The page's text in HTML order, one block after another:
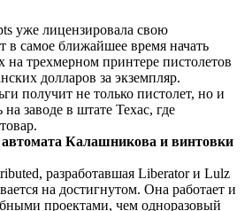
уже лицензировала свою
в самое ближайшее время начать
на трехмерном принтере пистолетов
долларов за экземпляр.
получит не только пистолет, но и
заводе в штате Техас, где
Калашникова и винтовки
разработавшая Liberator и Lulz
на достигнутом. Она работает и
проектами, чем одноразовый